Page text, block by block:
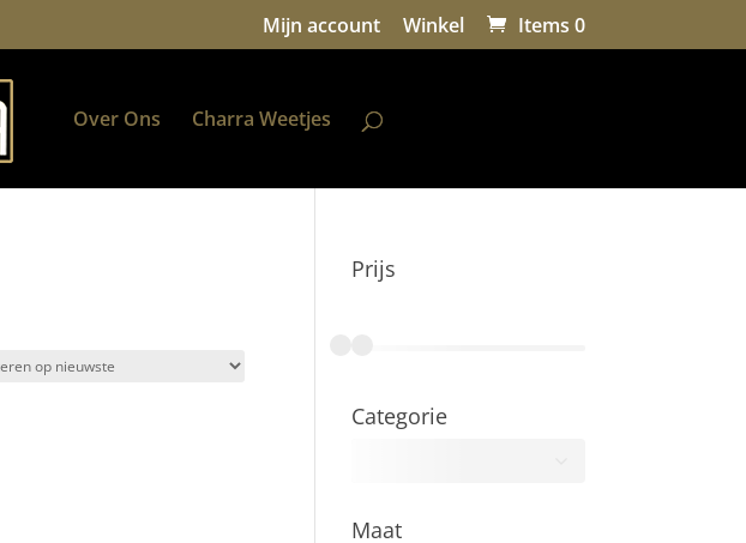
Mijn account Winkel Items 0
Over Ons Charra Weetjes
Prijs